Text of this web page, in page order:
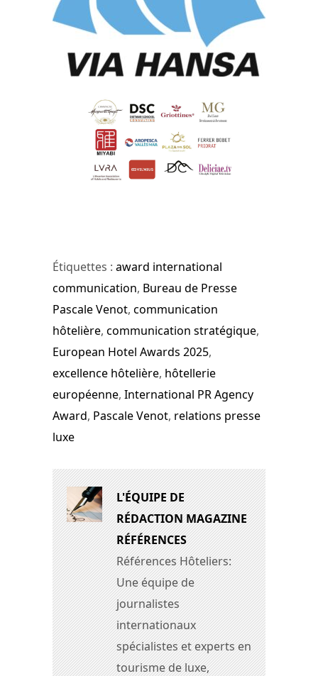
Étiquettes : award international
communication, Bureau de Presse
Pascale Venot, communication
hôtelière, communication stratégique,
European Hotel Awards 2025,
excellence hôtelière, hôtellerie
européenne, International PR Agency
Award, Pascale Venot, relations presse
luxe
L'ÉQUIPE DE
RÉDACTION MAGAZINE
RÉFÉRENCES
Références Hôteliers:
Une équipe de
journalistes
internationaux
spécialistes et experts en
tourisme de luxe,